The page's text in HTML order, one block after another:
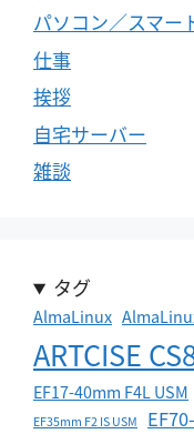
パソコン／スマー
仕事
挨拶
自宅サーバー
雑談
タグ
AlmaLinux
ARTCISE
EF17-40mm F4L USM
EF35mm F2 IS USM